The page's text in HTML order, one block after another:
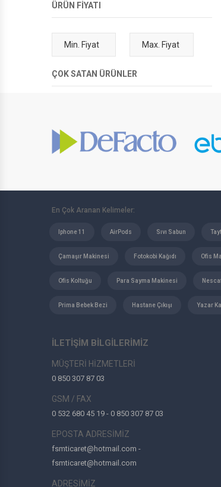
ÜRÜN FİYATI
ÇOK SATAN ÜRÜNLER
En Çok Aranan Kelimeler:
Iphone 11 AirPods Sıvı Sabun
Çamaşır Makinesi Fotokobi Kağıdı Ofis
Ofis Koltuğu Para Sayma Makinesi
Prima Bebek Bezi Hastane Çıkışı Yazar
İLETİŞİM BİLGİLERİMİZ
MÜŞTERİ HİZMETLERİ
0 850 307 87 03
GSM / FAX
0 532 680 45 19 - 0 850 307 87 03
EPOSTA ADRESİMİZ
fsmticaret@hotmail.com -
fsmticaret@hotmail.com
ADRESİMİZ